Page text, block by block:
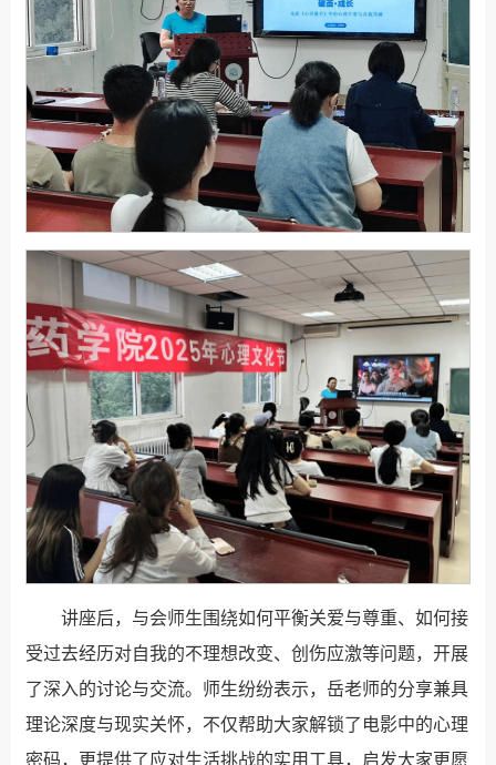
讲座后，与会师生围绕如何平衡关爱与尊重、如何接
受过去经历对自我的不理想改变、创伤应激等问题，开展
了深入的讨论与交流。师生纷纷表示，岳老师的分享兼具
理论深度与现实关怀，不仅帮助大家解锁了电影中的心理
密码，更提供了应对生活挑战的实用工具，启发大家更愿